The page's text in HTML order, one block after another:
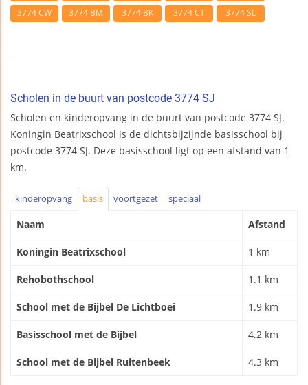
3774 CW
3774 BM 3774 BK 3774 CT 3774 SL
Scholen in de buurt van postcode 3774 SJ
Scholen en kinderopvang in de buurt van postcode 3774 SJ.
Koningin Beatrixschool is de dichtsbijzijnde basisschool bij
postcode 3774 SJ. Deze basisschool ligt op een afstand van 1
km.
kinderopvang basis voortgezet speciaal
Naam Afstand
Koningin Beatrixschool 1 km
Rehobothschool 1.1 km
School met de Bijbel De Lichtboei 1.9 km
Basisschool met de Bijbel 4.2 km
School met de Bijbel Ruitenbeek 4.3 km